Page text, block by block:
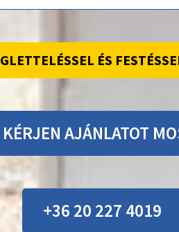
GLETTELÉSSEL ÉS
KÉRJEN AJÁNLATOT
+36 20 227 4019